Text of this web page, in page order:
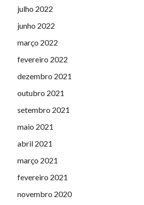
julho 2022
junho 2022
março 2022
fevereiro 2022
dezembro 2021
outubro 2021
setembro 2021
maio 2021
abril 2021
março 2021
fevereiro 2021
novembro 2020